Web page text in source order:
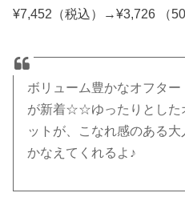
¥7,452（税込）→¥3,726 （
ボリューム豊かなオフター
が新着☆☆ゆったりとした
ットが、こなれ感のある
かなえてくれるよ♪